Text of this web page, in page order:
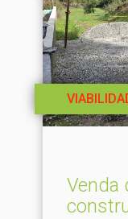
Venda